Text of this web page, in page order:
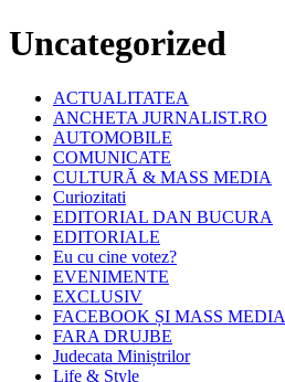
Uncategorized
ACTUALITATEA
ANCHETA JURNALIST.RO
AUTOMOBILE
COMUNICATE
CULTURĂ & MASS MEDIA
Curiozitati
EDITORIAL DAN BUCURA
EDITORIALE
Eu cu cine votez?
EVENIMENTE
EXCLUSIV
FACEBOOK ȘI MASS MEDIA
FARA DRUJBE
Judecata Miniștrilor
Life & Style